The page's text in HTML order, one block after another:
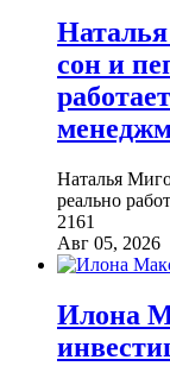
сон и
Наталья
реально
2161
Авг 05, 2026
Илона